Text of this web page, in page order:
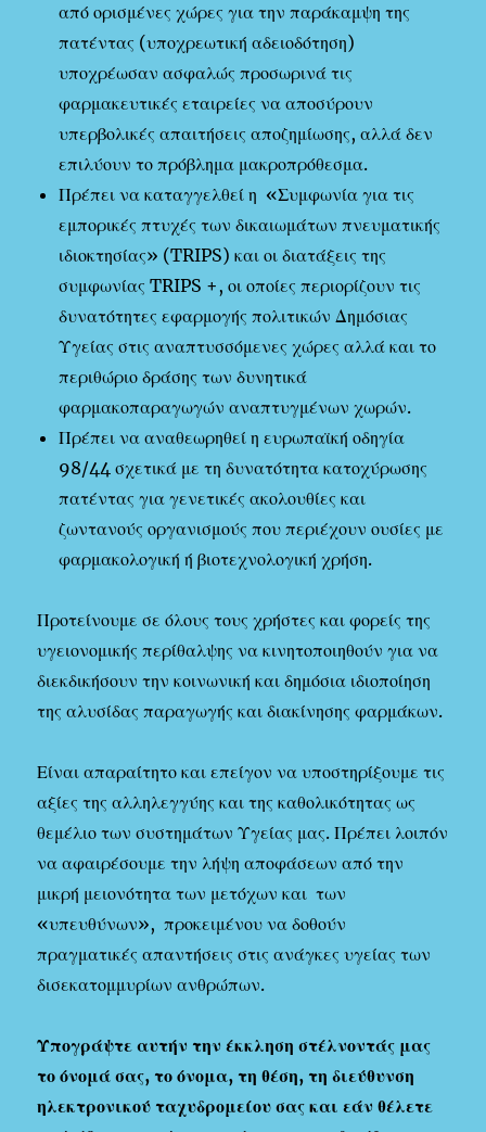
από ορισμένες χώρες για την παράκαμψη της
πατέντας (υποχρεωτική αδειοδότηση)
υποχρέωσαν ασφαλώς προσωρινά τις
φαρμακευτικές εταιρείες να αποσύρουν
υπερβολικές απαιτήσεις αποζημίωσης, αλλά δεν
επιλύουν το πρόβλημα μακροπρόθεσμα.
Πρέπει να καταγγελθεί η «Συμφωνία για τις
εμπορικές πτυχές των δικαιωμάτων πνευματικής
ιδιοκτησίας» (TRIPS) και οι διατάξεις της
συμφωνίας TRIPS +, οι οποίες περιορίζουν τις
δυνατότητες εφαρμογής πολιτικών Δημόσιας
Υγείας στις αναπτυσσόμενες χώρες αλλά και το
περιθώριο δράσης των δυνητικά
φαρμακοπαραγωγών αναπτυγμένων χωρών.
Πρέπει να αναθεωρηθεί η ευρωπαϊκή οδηγία
98/44 σχετικά με τη δυνατότητα κατοχύρωσης
πατέντας για γενετικές ακολουθίες και
ζωντανούς οργανισμούς που περιέχουν ουσίες με
φαρμακολογική ή βιοτεχνολογική χρήση.
Προτείνουμε σε όλους τους χρήστες και φορείς της
υγειονομικής περίθαλψης να κινητοποιηθούν για να
διεκδικήσουν την κοινωνική και δημόσια ιδιοποίηση
της αλυσίδας παραγωγής και διακίνησης φαρμάκων.
Είναι απαραίτητο και επείγον να υποστηρίξουμε τις
αξίες της αλληλεγγύης και της καθολικότητας ως
θεμέλιο των συστημάτων Υγείας μας. Πρέπει λοιπόν
να αφαιρέσουμε την λήψη αποφάσεων από την
μικρή μειονότητα των μετόχων και των
«υπευθύνων», προκειμένου να δοθούν
πραγματικές απαντήσεις στις ανάγκες υγείας των
δισεκατομμυρίων ανθρώπων.
Υπογράψτε αυτήν την έκκληση στέλνοντάς μας
το όνομά σας, το όνομα, τη θέση, τη διεύθυνση
ηλεκτρονικού ταχυδρομείου σας και εάν θέλετε